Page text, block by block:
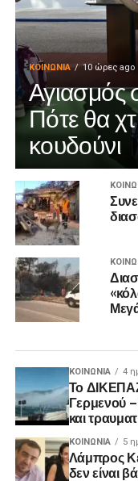
ΚΟΙΝΩΝΊΑ 10 ώρες ago
Αγιασμός
Πότε θα
κουδούνι
ΚΟΙΝΩΝΊΑ 4
Το
Γερμενού
και
ΚΟΙΝΩΝΊΑ 5
Λάμπρος
δεν είναι